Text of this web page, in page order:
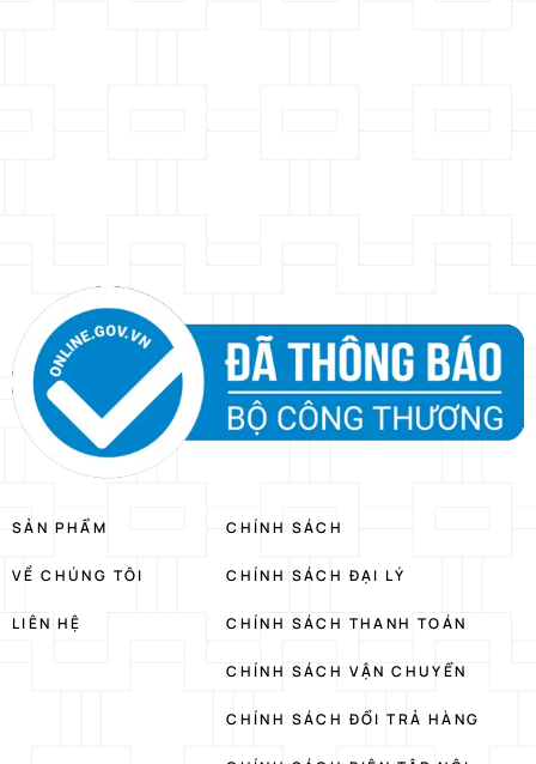
SẢN PHẨM
VỀ CHÚNG TÔI
LIÊN HỆ
CHÍNH SÁCH
CHÍNH SÁCH ĐẠI LÝ
CHÍNH SÁCH THANH TOÁN
CHÍNH SÁCH VẬN CHUYỂN
CHÍNH SÁCH ĐỔI TRẢ HÀNG